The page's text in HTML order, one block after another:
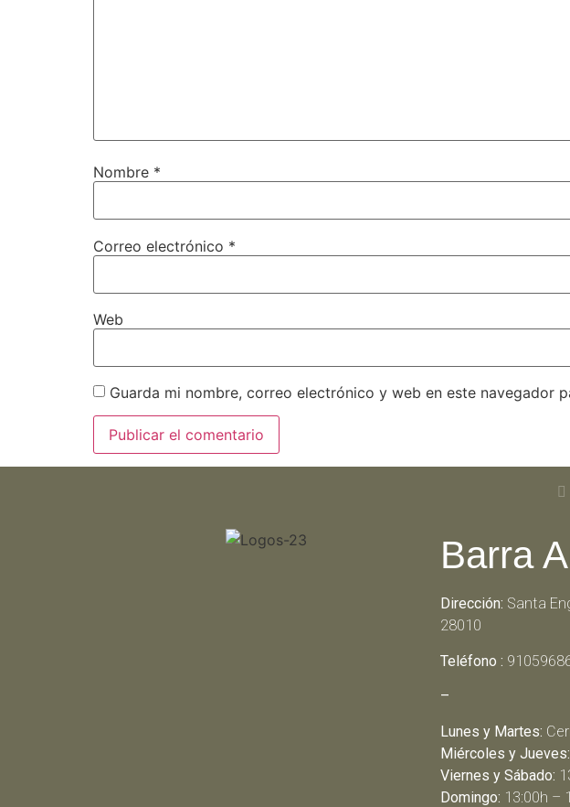
Nombre *
Correo electrónico *
Web
Guarda mi nombre, correo electrónico y web en este navegador
Barra
Dirección: Santa
28010
Teléfono :
–
Lunes y Martes:
Miércoles y Jueves:
Viernes y Sábado:
Domingo: 13:00h –